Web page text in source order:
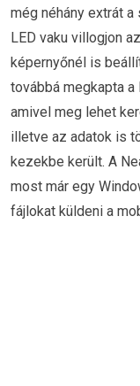
még néhány extrát
LED vaku villogjon
képernyőnél is
továbbá megkapta
amivel meg lehet
illetve az adatok is
kezekbe került. A
most már egy
fájlokat küldeni a